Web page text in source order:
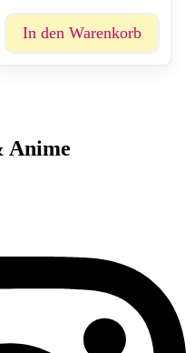
In den Warenkorb
Anime